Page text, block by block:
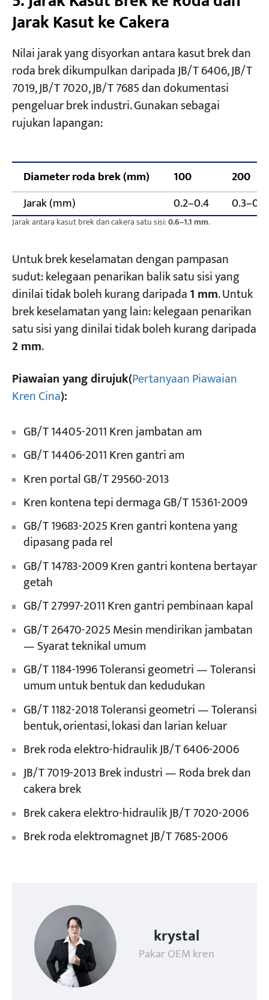
Jarak Kasut ke Cakera
Nilai jarak yang disyorkan antara kasut brek dan
roda brek dikumpulkan daripada JB/T 6406, JB/T
7019, JB/T 7020, JB/T 7685 dan dokumentasi
pengeluar brek industri. Gunakan sebagai
rujukan lapangan:
Diameter roda brek (mm) 100
200
Jarak (mm)
0.2–0.4 0.3–0.5
Jarak antara kasut brek dan cakera satu sisi:0.6–1.1 mm.
Untuk brek keselamatan dengan pampasan
sudut: kelegaan penarikan balik satu sisi yang
dinilai tidak boleh kurang daripada1 mm. Untuk
brek keselamatan yang lain: kelegaan penarikan
satu sisi yang dinilai tidak boleh kurang daripada
2 mm.
Piawaian yang dirujuk(Pertanyaan Piawaian
Kren Cina):
GB/T 14405-2011 Kren jambatan am
GB/T 14406-2011 Kren gantri am
Kren portal GB/T 29560-2013
Kren kontena tepi dermaga GB/T 15361-2009
GB/T 19683-2025 Kren gantri kontena yang
dipasang pada rel
GB/T 14783-2009 Kren gantri kontena bertayar
getah
GB/T 27997-2011 Kren gantri pembinaan kapal
GB/T 26470-2025 Mesin mendirikan jambatan
— Syarat teknikal umum
GB/T 1184-1996 Toleransi geometri — Toleransi
umum untuk bentuk dan kedudukan
GB/T 1182-2018 Toleransi geometri — Toleransi
bentuk, orientasi, lokasi dan larian keluar
Brek roda elektro-hidraulik JB/T 6406-2006
JB/T 7019-2013 Brek industri — Roda brek dan
cakera brek
Brek cakera elektro-hidraulik JB/T 7020-2006
Brek roda elektromagnet JB/T 7685-2006
krystal
Pakar OEM kren